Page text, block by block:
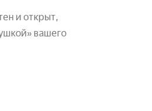
и открыт,
вашего